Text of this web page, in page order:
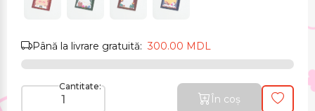
Până la livrare gratuită:300.00 MDL
Cantitate:
În coș